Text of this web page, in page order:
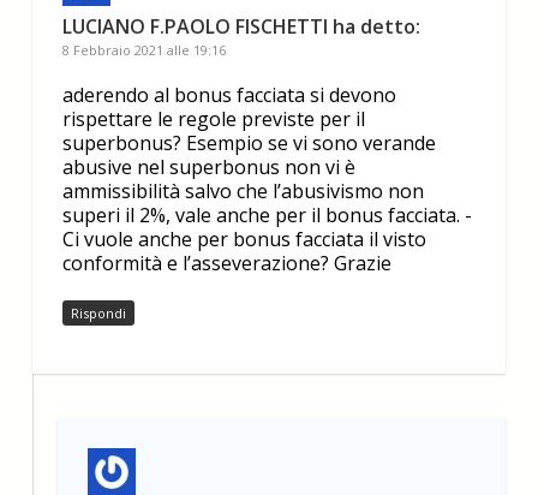
LUCIANO F.PAOLO FISCHETTI ha detto:
8 Febbraio 2021 alle 19:16
aderendo al bonus facciata si devono
rispettare le regole previste per il
superbonus? Esempio se vi sono verande
abusive nel superbonus non vi è
ammissibilità salvo che l’abusivismo non
superi il 2%, vale anche per il bonus facciata. -
Ci vuole anche per bonus facciata il visto
conformità e l’asseverazione? Grazie
Rispondi